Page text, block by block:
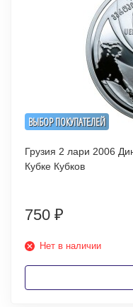
ВЫБОР ПОКУПАТЕЛЕЙ
Грузия 2 лари 2006 Динамо-Тбилиси. 25 лет победы в
Кубке Кубков
750 ₽
Нет в наличии